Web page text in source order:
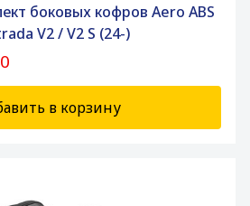
боковых кофров Aero ABS
V2 / V2 S (24-)
в корзину